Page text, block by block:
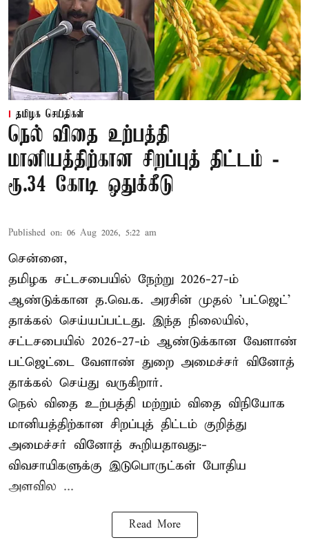
தமிழக செய்திகள்
நெல் விதை உற்பத்தி
மானியத்திற்கான சிறப்புத் திட்டம் -
ரூ.34 கோடி ஒதுக்கீடு
Published on: 06 Aug 2026, 5:22 am
சென்னை,
தமிழக சட்டசபையில் நேற்று 2026-27-ம்
ஆண்டுக்கான த.வெ.க. அரசின் முதல் 'பட்ஜெட்'
தாக்கல் செய்யப்பட்டது. இந்த நிலையில்,
சட்டசபையில் 2026-27-ம் ஆண்டுக்கான வேளாண்
பட்ஜெட்டை வேளாண் துறை அமைச்சர் வினோத்
தாக்கல் செய்து வருகிறார்.
நெல் விதை உற்பத்தி மற்றும் விதை விநியோக
மானியத்திற்கான சிறப்புத் திட்டம் குறித்து
அமைச்சர் வினோத் கூறியதாவது:-
விவசாயிகளுக்கு இடுபொருட்கள் போதிய
அளவில ...
Read More